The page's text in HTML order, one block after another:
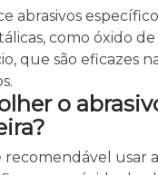
abrasivos
como óxido
que são eficazes
o
recomendável usar